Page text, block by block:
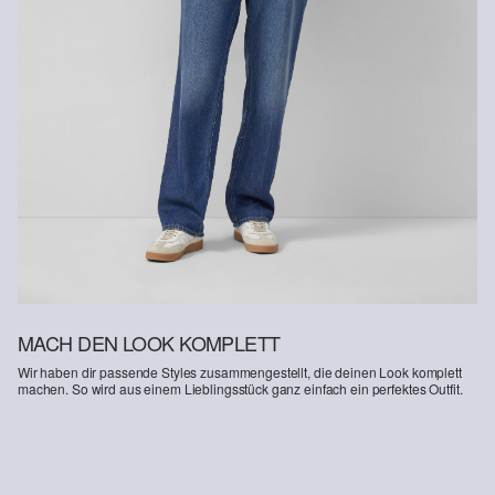
MACH DEN LOOK KOMPLETT
Wir haben dir passende Styles zusammengestellt, die deinen Look komplett
machen. So wird aus einem Lieblingsstück ganz einfach ein perfektes Outfit.